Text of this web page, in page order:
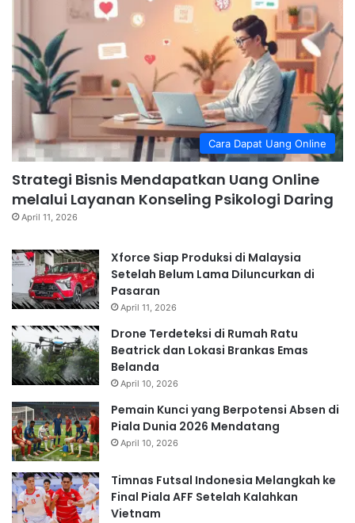
Cara Dapat Uang Online
Strategi Bisnis Mendapatkan Uang Online
melalui Layanan Konseling Psikologi Daring
April 11, 2026
Xforce Siap Produksi di Malaysia
Setelah Belum Lama Diluncurkan di
Pasaran
April 11, 2026
Drone Terdeteksi di Rumah Ratu
Beatrick dan Lokasi Brankas Emas
Belanda
April 10, 2026
Pemain Kunci yang Berpotensi Absen di
Piala Dunia 2026 Mendatang
April 10, 2026
Timnas Futsal Indonesia Melangkah ke
Final Piala AFF Setelah Kalahkan
Vietnam